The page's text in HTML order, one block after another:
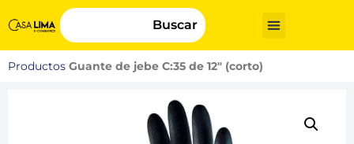
Buscar
Productos Guante de jebe C:35 de 12″ (corto)